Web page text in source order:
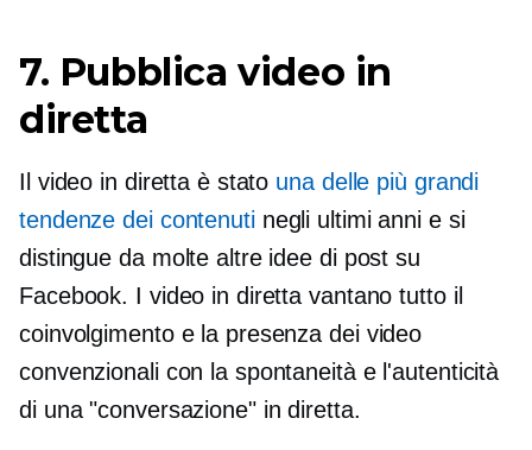
7. Pubblica video in
diretta
Il video in diretta è stato una delle più grandi
tendenze dei contenutinegli ultimi anni e si
distingue da molte altre idee di post su
Facebook. I video in diretta vantano tutto il
coinvolgimento e la presenza dei video
convenzionali con la spontaneità e l'autenticità
di una "conversazione" in diretta.